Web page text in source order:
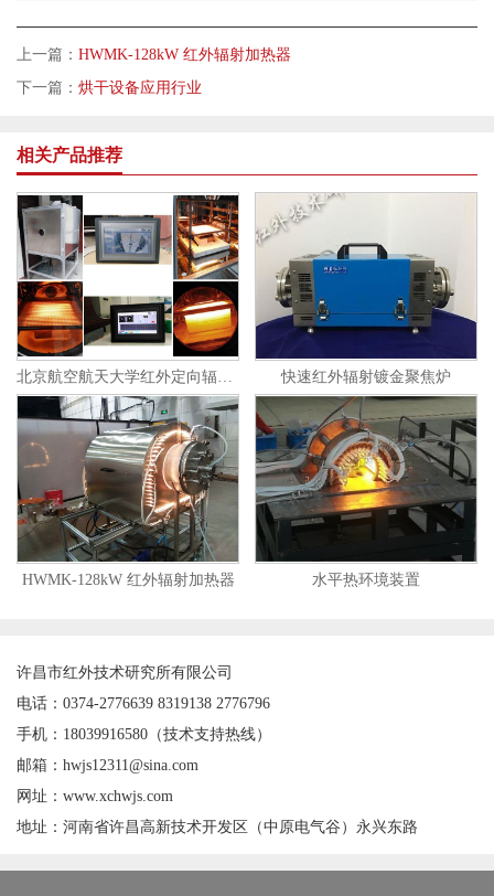
上一篇： HWMK-128kW 红外辐射加热器
下一篇： 烘干设备应用行业
相关产品推荐
北京航空航天大学红外定向辐射加热器 快速红外辐射镀金聚焦炉
HWMK-128kW 红外辐射加热器 水平热环境装置
许昌市红外技术研究所有限公司
电话：0374-2776639 8319138 2776796
手机：18039916580（技术支持热线）
邮箱：hwjs12311@sina.com
网址：www.xchwjs.com
地址：河南省许昌高新技术开发区（中原电气谷）永兴东路